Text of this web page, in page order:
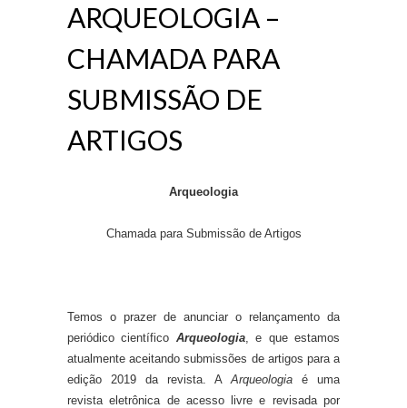
ARQUEOLOGIA –
CHAMADA PARA
SUBMISSÃO DE
ARTIGOS
Arqueologia
Chamada para Submissão de Artigos
Temos o prazer de anunciar o relançamento da
periódico científico Arqueologia, e que estamos
atualmente aceitando submissões de artigos para a
edição 2019 da revista. AArqueologia é uma
revista eletrônica de acesso livre e revisada por